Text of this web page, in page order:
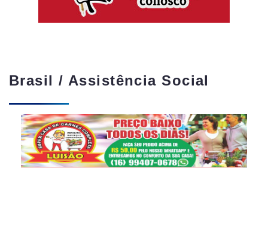
Brasil / Assistência Social